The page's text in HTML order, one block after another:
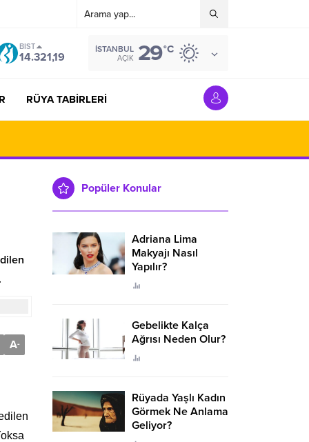
BIST
14.321,19
İSTANBUL
AÇIK 29°C
RÜYA TABİRLERİ
A-
Popüler Konular
Adriana Lima
Makyajı Nasıl
Yapılır?
Gebelikte Kalça
Ağrısı Neden Olur?
Rüyada Yaşlı Kadın
Görmek Ne Anlama
Geliyor?